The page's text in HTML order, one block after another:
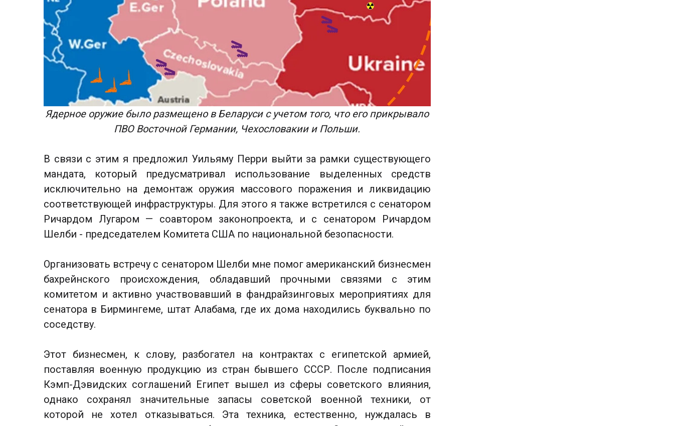
Ядерное оружие было размещено в Беларуси с учетом того, что его прикрывало
ПВО Восточной Германии, Чехословакии и Польши.
В связи с этим я предложил Уильяму Перри выйти за рамки существующего
мандата, который предусматривал использование выделенных средств
исключительно на демонтаж оружия массового поражения и ликвидацию
соответствующей инфраструктуры. Для этого я также встретился с сенатором
Ричардом Лугаром — соавтором законопроекта, и с сенатором Ричардом
Шелби - председателем Комитета США по национальной безопасности.
Организовать встречу с сенатором Шелби мне помог американский бизнесмен
бахрейнского происхождения, обладавший прочными связями с этим
комитетом и активно участвовавший в фандрайзинговых мероприятиях для
сенатора в Бирмингеме, штат Алабама, где их дома находились буквально по
соседству.
Этот бизнесмен, к слову, разбогател на контрактах с египетской армией,
поставляя военную продукцию из стран бывшего СССР. После подписания
Кэмп-Дэвидских соглашений Египет вышел из сферы советского влияния,
однако сохранял значительные запасы советской военной техники, от
которой не хотел отказываться. Эта техника, естественно, нуждалась в